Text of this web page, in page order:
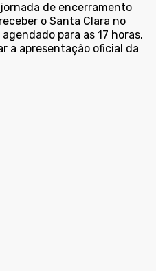
de encerramento
o Santa Clara no
para as 17 horas.
a apresentação oficial da